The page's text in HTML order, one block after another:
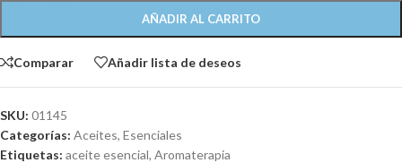
AÑADIR AL CARRITO
Comparar Añadir lista de deseos
SKU: 01145
Categorías: Aceites, Esenciales
Etiquetas: aceite esencial, Aromaterapia